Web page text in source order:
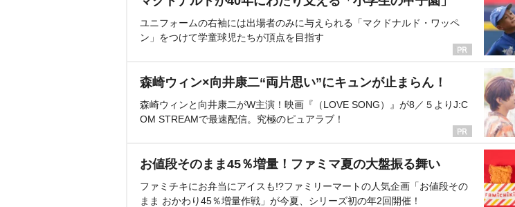
ユニフォームの右袖には出場者のみに与えられる「マクドナルド・ワッペ
ン」をつけて学童球児たちが頂点を目指す
森崎ウィン×向井康二“両片思い”にキュンが止まらん！
森崎ウィンと向井康二がW主演！映画『（LOVE SONG）』が8／５よりJ:C
OM STREAMで最速配信。究極のピュアラブ！
お値段そのまま45％増量！ファミマ夏の大盤振る舞い
ファミチキにお弁当にアイスも!?ファミリーマートの人気企画「お値段その
まま おかわり45％増量作戦」が今夏、シリーズ初の年2回開催！